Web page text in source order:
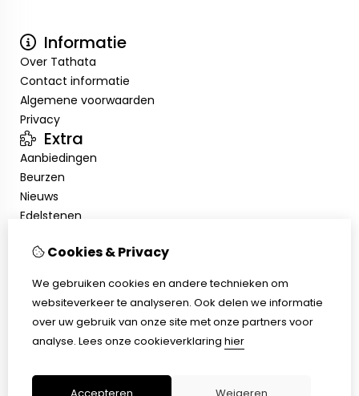
Informatie
Over Tathata
Contact informatie
Algemene voorwaarden
Privacy
Extra
Aanbiedingen
Beurzen
Nieuws
Edelstenen
Mijn account
Bestelhistorie
Klantenservice
Contact
Cookies & Privacy
We gebruiken cookies en andere technieken om
websiteverkeer te analyseren. Ook delen we informatie
over uw gebruik van onze site met onze partners voor
analyse. Lees onze cookieverklaring hier